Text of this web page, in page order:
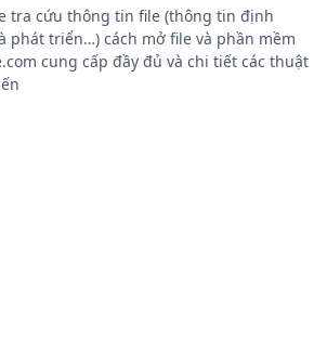
tra cứu thông tin file (thông tin định
phát triển…) cách mở file và phần mềm
cung cấp đầy đủ và chi tiết các thuật